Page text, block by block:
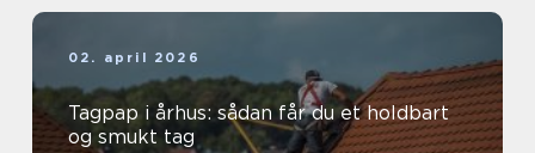
02. april 2026
Tagpap i århus: sådan får du et holdbart
og smukt tag